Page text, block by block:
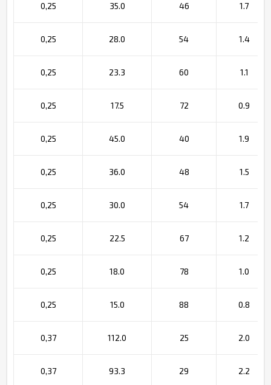
0,25 35.0 46 1.7
0,25 28.0 54 1.4
0,25 23.3 60 1.1
0,25 17.5 72 0.9
0,25 45.0 40 1.9
0,25 36.0 48 1.5
0,25 30.0 54 1.7
0,25 22.5 67 1.2
0,25 18.0 78 1.0
0,25 15.0 88 0.8
0,37 112.0 25 2.0
0,37 93.3 29 2.2